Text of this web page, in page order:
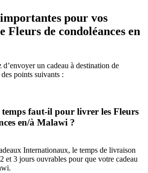
pour vos
Fleurs de condoléances en
un cadeau à destination de
points suivants :
temps faut-il pour livrer les Fleurs
en/à Malawi ?
Internationaux, le temps de livraison
et 3 jours ouvrables pour que votre cadeau